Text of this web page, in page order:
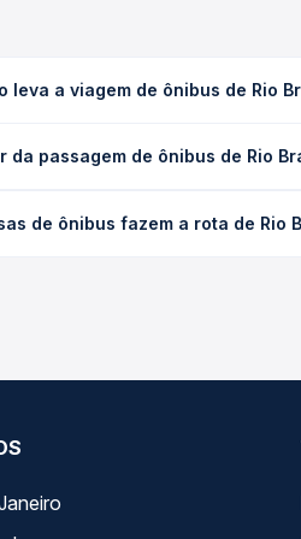
leva a viagem de ônibus de Rio
de tráfego. Na Quero
da passagem de ônibus de Rio
compra. Na Quero Passagem
de ônibus fazem a rota de Rio